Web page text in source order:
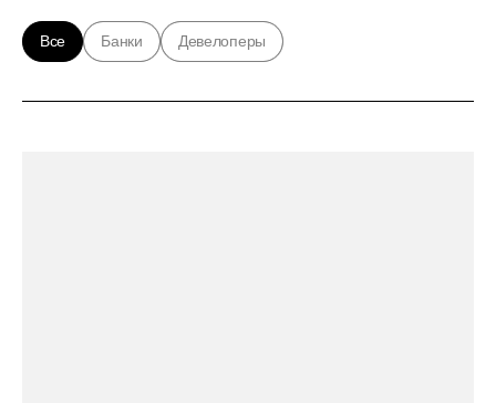
Все Банки Девелоперы